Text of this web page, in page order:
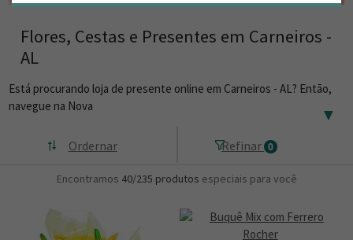
Flores, Cestas e Presentes em Carneiros -
AL
Está procurando loja de presente online em Carneiros - AL? Então,
navegue na Nova
▼
Refinar 0
Ordernar
Encontramos 40/235 produtos especiais para você